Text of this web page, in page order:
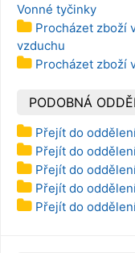
Vonné tyčinky
Procházet zboží
vzduchu
Procházet zboží
PODOBNÁ
Přejít do
Přejít do
Přejít do
Přejít do
Přejít do